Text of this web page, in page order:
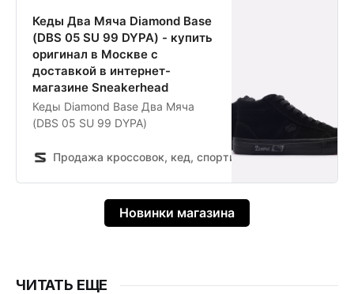
Кеды Два Мяча Diamond Base
(DBS 05 SU 99 DYPA) - купить
оригинал в Москве с
доставкой в интернет-
магазине Sneakerhead
Кеды Diamond Base Два Мяча
(DBS 05 SU 99 DYPA)
Продажа кроссовок, кед, спортивной обуви и
Новинки магазина
ЧИТАТЬ ЕЩЕ